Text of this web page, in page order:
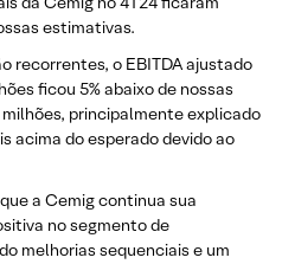
estimativas.
recorrentes, o EBITDA ajustado
ficou 5% abaixo de nossas
principalmente explicado
acima do esperado devido ao
a Cemig continua sua
no segmento de
melhorias sequenciais e um